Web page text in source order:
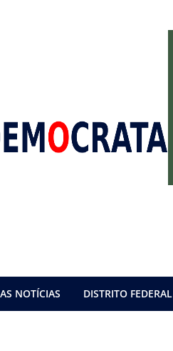
NOTÍCIAS DISTRITO FEDERAL